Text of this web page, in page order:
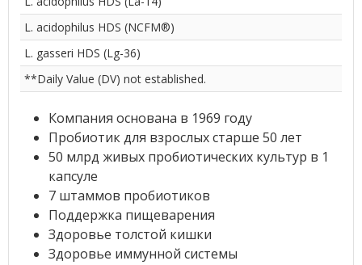
L. acidophilus HDS (NCFM®)
L. gasseri HDS (Lg-36)
**Daily Value (DV) not established.
Компания основана в 1969 году
Пробиотик для взрослых старше 50 лет
50 млрд живых пробиотических культур в 1
капсуле
7 штаммов пробиотиков
Поддержка пищеварения
Здоровье толстой кишки
Здоровье иммунной системы